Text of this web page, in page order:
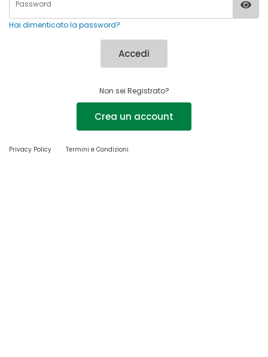
Hai dimenticato la password?
Accedi
Non sei Registrato?
Crea un account
Privacy Policy Termini e Condizioni